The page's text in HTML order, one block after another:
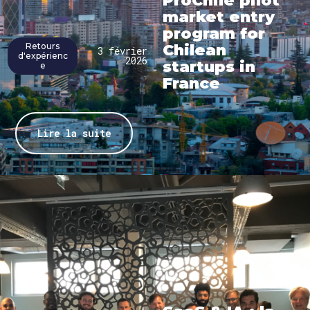
Retours
d'expérienc
e
3 février
2026
market entry
program for
Chilean
startups in
France
Lire la suite